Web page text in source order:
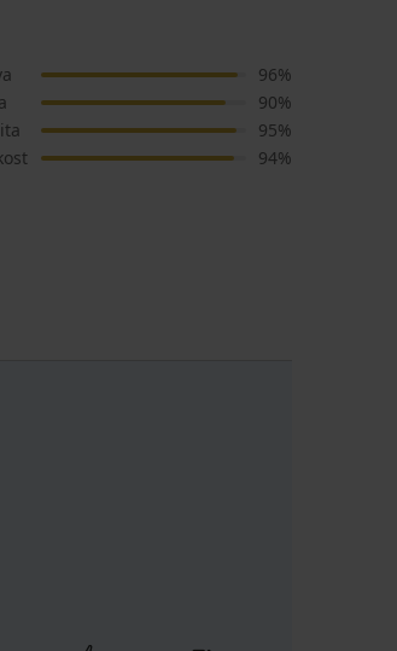
96%
90%
95%
94%